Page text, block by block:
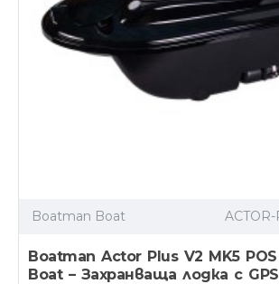
Boatman Boat
Boatman Actor Plus V2 MK5
Boat – Захранваща лодка с